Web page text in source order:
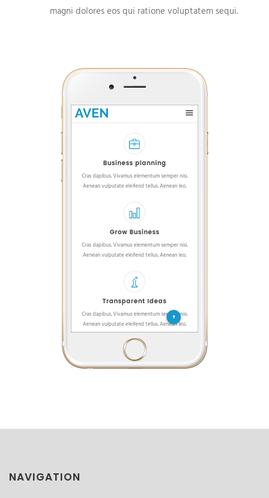
magni dolores eos qui ratione voluptatem sequi.
NAVIGATION